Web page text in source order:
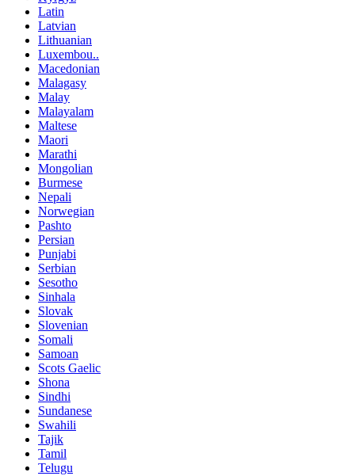
Latin
Latvian
Lithuanian
Luxembou..
Macedonian
Malagasy
Malay
Malayalam
Maltese
Maori
Marathi
Mongolian
Burmese
Nepali
Norwegian
Pashto
Persian
Punjabi
Serbian
Sesotho
Sinhala
Slovak
Slovenian
Somali
Samoan
Scots Gaelic
Shona
Sindhi
Sundanese
Swahili
Tajik
Tamil
Telugu